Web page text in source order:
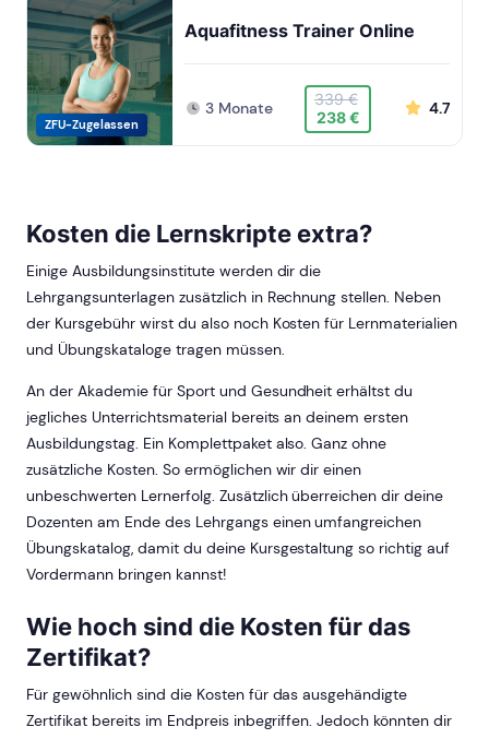
ZFU-Zugelassen
Aquafitness Trainer Online
3 Monate
339 €
238 €
4.7
Kosten die Lernskripte extra?
Einige Ausbildungsinstitute werden dir die
Lehrgangsunterlagen zusätzlich in Rechnung stellen. Neben
der Kursgebühr wirst du also noch Kosten für Lernmaterialien
und Übungskataloge tragen müssen.
An der Akademie für Sport und Gesundheit erhältst du
jegliches Unterrichtsmaterial bereits an deinem ersten
Ausbildungstag. Ein Komplettpaket also. Ganz ohne
zusätzliche Kosten. So ermöglichen wir dir einen
unbeschwerten Lernerfolg. Zusätzlich überreichen dir deine
Dozenten am Ende des Lehrgangs einen umfangreichen
Übungskatalog, damit du deine Kursgestaltung so richtig auf
Vordermann bringen kannst!
Wie hoch sind die Kosten für das
Zertifikat?
Für gewöhnlich sind die Kosten für das ausgehändigte
Zertifikat bereits im Endpreis inbegriffen. Jedoch könnten dir